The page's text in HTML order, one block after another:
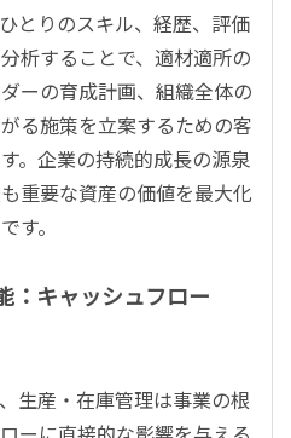
とりのスキル、経歴、評価
析することで、適材適所の
ーの育成計画、組織全体の
る施策を立案するための客
。企業の持続的成長の源泉
重要な資産の価値を最大化
す。
：キャッシュフロー
生産・在庫管理は事業の根